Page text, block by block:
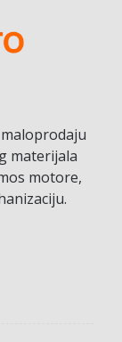
materijala
motore,